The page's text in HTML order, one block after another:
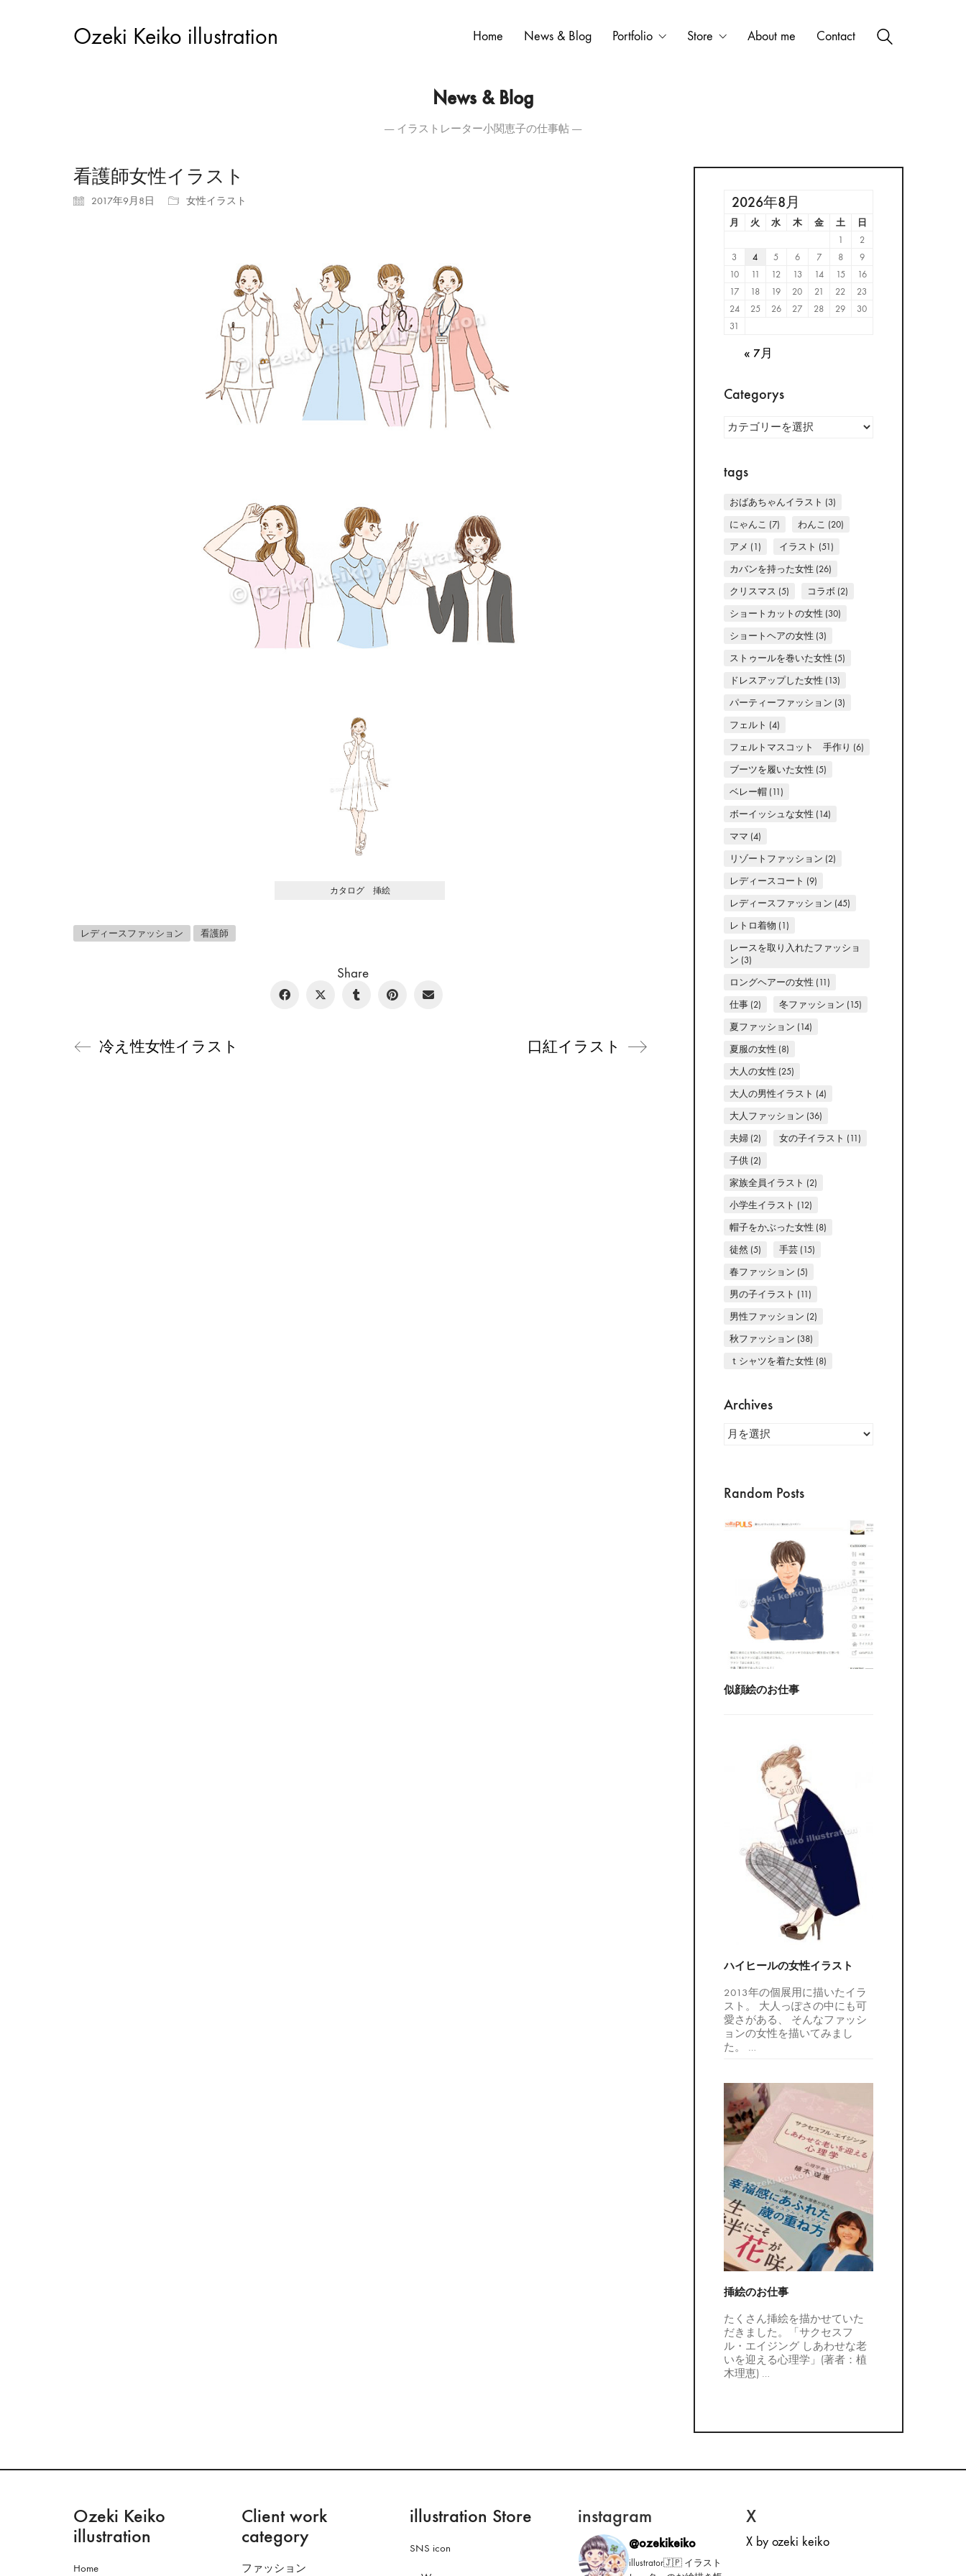
Ozeki Keiko illustration Home News & Blog Portfolio Store About me Contact
News & Blog
― イラストレーター小関恵子の仕事帖 ―
看護師女性イラスト
2017年9月8日 女性イラスト
カタログ 挿絵
レディースファッション 看護師
Share
冷え性女性イラスト 口紅イラスト
2026年8月
月 火 水 木 金 土
日
1
2
3
4 5 6 7 8
9
10
11 12 13 14 15
16
17
18 19 20 21 22
23
24
25 26 27 28 29
30
31
« 7月
Categorys
tags
おばあちゃんイラスト (3)
にゃんこ (7) わんこ (20)
アメ (1) イラスト (51)
カバンを持った女性 (26)
クリスマス (5) コラボ (2)
ショートカットの女性 (30)
ショートヘアの女性 (3)
ストゥールを巻いた女性 (5)
ドレスアップした女性 (13)
パーティーファッション (3)
フェルト (4)
フェルトマスコット 手作り (6)
ブーツを履いた女性 (5)
ベレー帽(11)
ボーイッシュな女性 (14)
ママ (4)
リゾートファッション (2)
レディースコート (9)
レディースファッション (45)
レトロ着物 (1)
レースを取り入れたファッショ
ン (3)
ロングヘアーの女性 (11)
仕事(2) 冬ファッション (15)
夏ファッション (14)
夏服の女性 (8)
大人の女性 (25)
大人の男性イラスト (4)
大人ファッション (36)
夫婦(2) 女の子イラスト (11)
子供(2)
家族全員イラスト (2)
小学生イラスト (12)
帽子をかぶった女性 (8)
徒然(5) 手芸(15)
春ファッション (5)
男の子イラスト (11)
男性ファッション (2)
秋ファッション (38)
ｔシャツを着た女性 (8)
Archives
Archives
Random Posts
似顔絵のお仕事
ハイヒールの女性イラスト
2013年の個展用に描いたイラ
スト。 大人っぽさの中にも可
愛さがある、 そんなファッシ
ョンの女性を描いてみまし
た。 …
挿絵のお仕事
たくさん挿絵を描かせていた
だきました。「サクセスフ
ル・エイジング しあわせな老
いを迎える心理学」(著者：植
木理恵) …
Ozeki Keiko
illustration
Home
Client work
category
ファッション
illustration Store
SNS icon
instagram
@ozekikeiko
illustrator🇯🇵 イラスト
X
X by ozeki keiko